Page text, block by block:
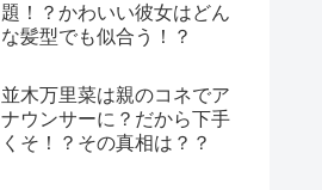
題！？かわいい彼女はどん
な髪型でも似合う！？
並木万里菜は親のコネでア
ナウンサーに？だから下手
くそ！？その真相は？？